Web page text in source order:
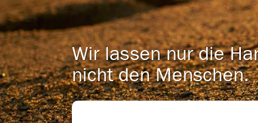
Wir lassen nur die
nicht den Menschen.